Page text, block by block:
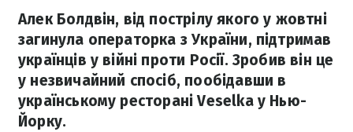
Алек Болдвін, від пострілу якого у жовтні
загинула операторка з України, підтримав
українців у війні проти Росії. Зробив він це
у незвичайний спосіб, пообідавши в
українському ресторані Veselka у Нью-
Йорку.